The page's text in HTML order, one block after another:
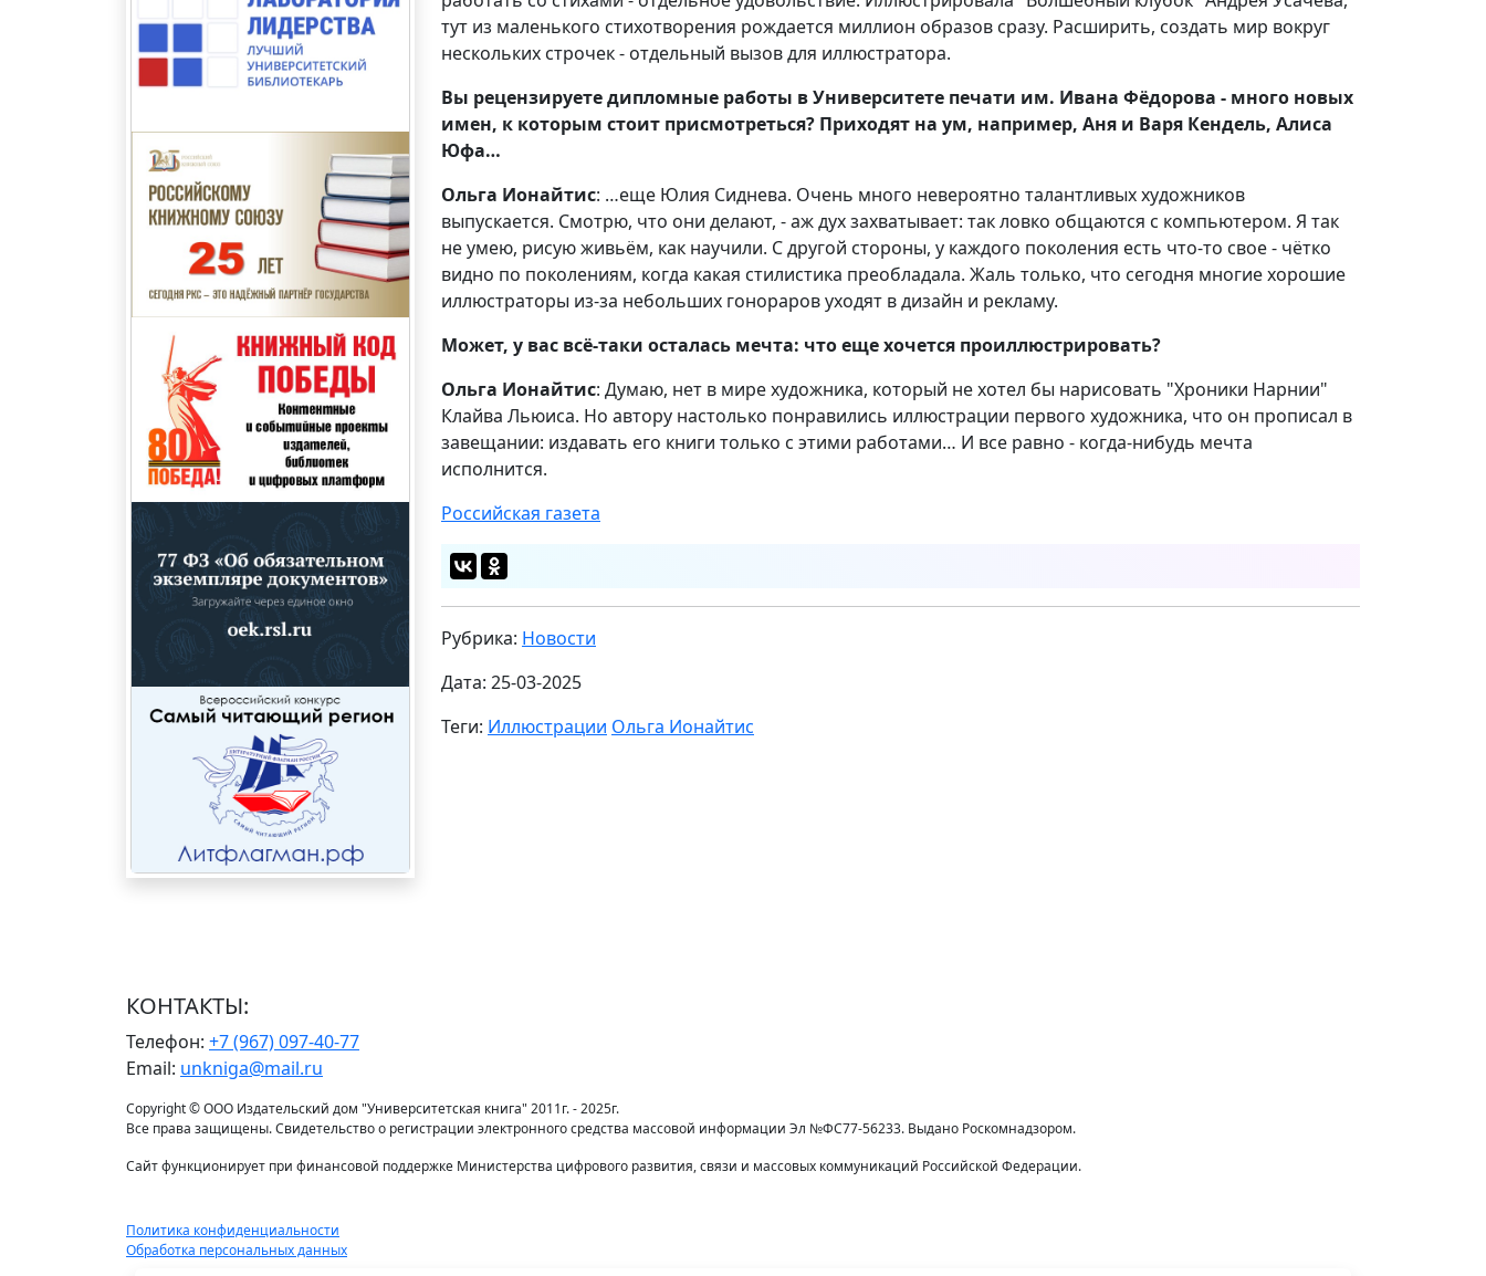
тут из маленького стихотворения рождается миллион образов сразу. Расширить, создать мир вокруг
нескольких строчек - отдельный вызов для иллюстратора.
Вы рецензируете дипломные работы в Университете печати им. Ивана Фёдорова - много новых
имен, к которым стоит присмотреться? Приходят на ум, например, Аня и Варя Кендель, Алиса
Юфа…
Ольга Ионайтис: …еще Юлия Сиднева. Очень много невероятно талантливых художников
выпускается. Смотрю, что они делают, - аж дух захватывает: так ловко общаются с компьютером. Я так
не умею, рисую живьём, как научили. С другой стороны, у каждого поколения есть что-то свое - чётко
видно по поколениям, когда какая стилистика преобладала. Жаль только, что сегодня многие хорошие
иллюстраторы из-за небольших гонораров уходят в дизайн и рекламу.
Может, у вас всё-таки осталась мечта: что еще хочется проиллюстрировать?
Ольга Ионайтис: Думаю, нет в мире художника, который не хотел бы нарисовать "Хроники Нарнии"
Клайва Льюиса. Но автору настолько понравились иллюстрации первого художника, что он прописал в
завещании: издавать его книги только с этими работами… И все равно - когда-нибудь мечта
исполнится.
Российская газета
Рубрика: Новости
Дата: 25-03-2025
Теги: Иллюстрации Ольга Ионайтис
КОНТАКТЫ:
Телефон: +7 (967) 097-40-77
Email: unkniga@mail.ru
Copyright © ООО Издательский дом "Университетская книга" 2011г. - 2025г.
Все права защищены. Свидетельство о регистрации электронного средства массовой информации Эл №ФС77-56233. Выдано Роскомнадзором.
Сайт функционирует при финансовой поддержке Министерства цифрового развития, связи и массовых коммуникаций Российской Федерации.
Политика конфиденциальности
Обработка персональных данных